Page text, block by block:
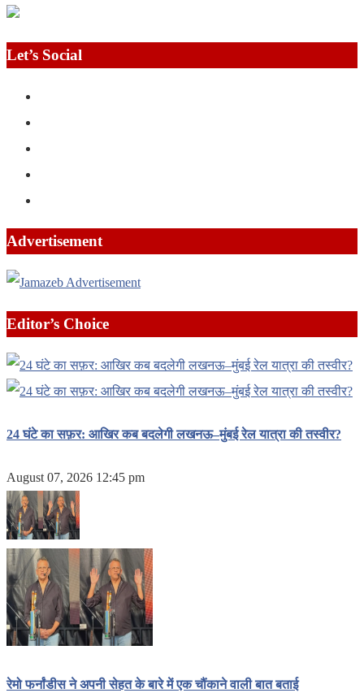
Let’s Social
Advertisement
Editor’s Choice
24 घंटे का सफ़र: आखिर कब बदलेगी लखनऊ–मुंबई रेल यात्रा की तस्वीर?
August 07, 2026 12:45 pm
रेमो फर्नांडीस ने अपनी सेहत के बारे में एक चौंकाने वाली बात बताई